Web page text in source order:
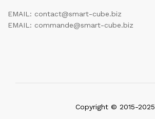
EMAIL: contact@smart-cube.biz
EMAIL: commande@smart-cube.biz
Copyright © 2015-2025